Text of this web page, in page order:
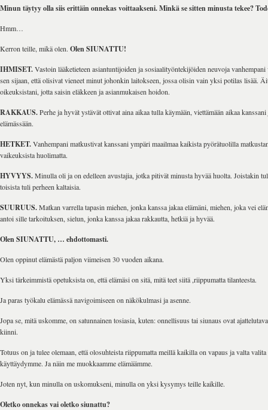
Minun täytyy olla siis erittäin onnekas voittaakseni. Minkä se sitten minusta tekee?
Hmm…
Kerron teille, mikä olen. Olen SIUNATTU!
IHMISET.Vastoin lääketieteen asiantuntijoiden ja sosiaalityöntekijöiden neuvoja
sen sijaan, että olisivat vieneet minut johonkin laitokseen, jossa olisin vain yksi potilas lisää.
oikeuksistani, jotta saisin eläkkeen ja asianmukaisen hoidon.
RAKKAUS.Perhe ja hyvät ystävät ottivat aina aikaa tulla käymään, viettämään aikaa
elämässään.
HETKET.Vanhempani matkustivat kanssani ympäri maailmaa kaikista pyörätuolilla
vaikeuksista huolimatta.
HYVYYS.Minulla oli ja on edelleen avustajia, jotka pitivät minusta hyvää huolta. Joistakin
toisista tuli perheen kaltaisia.
SUURUUS.Matkan varrella tapasin miehen, jonka kanssa jakaa elämäni, miehen, joka vei
antoi sille tarkoituksen, sielun, jonka kanssa jakaa rakkautta, hetkiä ja hyvää.
Olen SIUNATTU, … ehdottomasti.
Olen oppinut elämästä paljon viimeisen 30 vuoden aikana.
Yksi tärkeimmistä opetuksista on, että elämäsi on sitä, mitä teet siitä ,riippumatta tilanteesta.
Ja paras työkalu elämässä navigoimiseen on näkökulmasi ja asenne.
Jopa se, mitä uskomme, on satunnainen tosiasia, kuten: onnellisuus tai siunaus ovat
kiinni.
Totuus on ja tulee olemaan, että olosuhteista riippumatta meillä kaikilla on vapaus ja valta
käyttäydymme. Ja näin me muokkaamme elämäämme.
Joten nyt, kun minulla on uskomukseni, minulla on yksi kysymys teille kaikille.
Oletko onnekas vai oletko siunattu?